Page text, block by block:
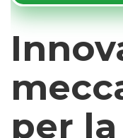
per la